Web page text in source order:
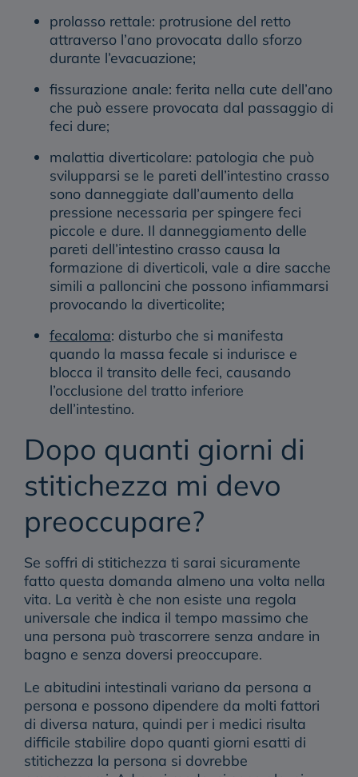
prolasso rettale: protrusione del retto
attraverso l’ano provocata dallo sforzo
durante l’evacuazione;
fissurazione anale: ferita nella cute dell’ano
che può essere provocata dal passaggio di
feci dure;
malattia diverticolare: patologia che può
svilupparsi se le pareti dell’intestino crasso
sono danneggiate dall’aumento della
pressione necessaria per spingere feci
piccole e dure. Il danneggiamento delle
pareti dell’intestino crasso causa la
formazione di diverticoli, vale a dire sacche
simili a palloncini che possono infiammarsi
provocando la diverticolite;
fecaloma: disturbo che si manifesta
quando la massa fecale si indurisce e
blocca il transito delle feci, causando
l’occlusione del tratto inferiore
dell’intestino.
Dopo quanti giorni di
stitichezza mi devo
preoccupare?
Se soffri di stitichezza ti sarai sicuramente
fatto questa domanda almeno una volta nella
vita. La verità è che non esiste una regola
universale che indica il tempo massimo che
una persona può trascorrere senza andare in
bagno e senza doversi preoccupare.
Le abitudini intestinali variano da persona a
persona e possono dipendere da molti fattori
di diversa natura, quindi per i medici risulta
difficile stabilire dopo quanti giorni esatti di
stitichezza la persona si dovrebbe